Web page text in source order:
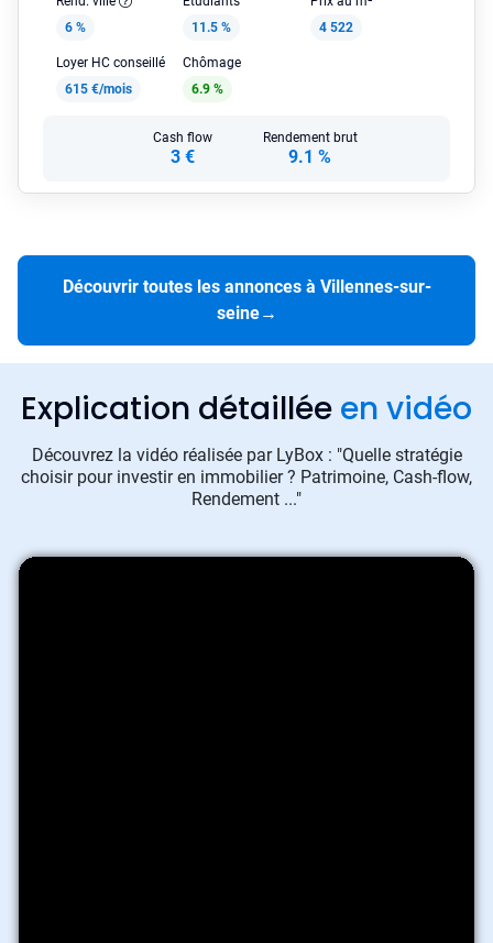
6 %
11.5 %
4 522
Loyer HC conseillé
615 €/mois
Chômage
6.9 %
Cash flow
3 €
Rendement brut
9.1 %
Découvrir toutes les annonces à Villennes-sur-
seine→
Explication détaillée en vidéo
Découvrez la vidéo réalisée par LyBox : "Quelle stratégie
choisir pour investir en immobilier ? Patrimoine, Cash-flow,
Rendement ..."